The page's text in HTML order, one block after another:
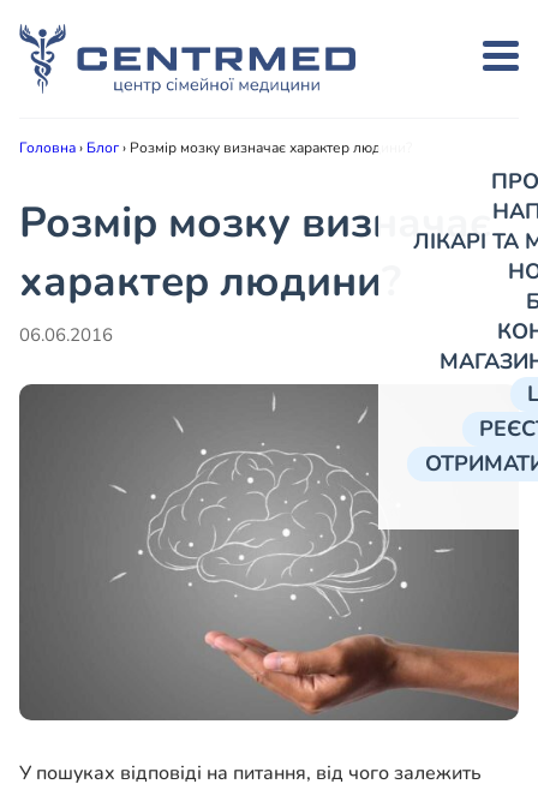
ЛІКАРІ
Головна› Блог› Розмір мозку визначає характер людини?
Розмір мозку визначає
характер людини?
06.06.2016
У пошуках відповіді на питання, від чого залежить